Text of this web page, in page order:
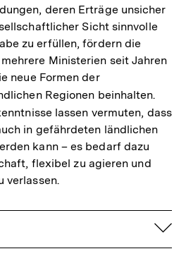
deren Erträge unsicher
Sicht sinnvolle
zu erfüllen, fördern die
Ministerien seit Jahren
neue Formen der
Regionen beinhalten.
der
lassen vermuten, dass
in gefährdeten ländlichen
kann – es bedarf dazu
flexibel zu agieren und
verlassen.